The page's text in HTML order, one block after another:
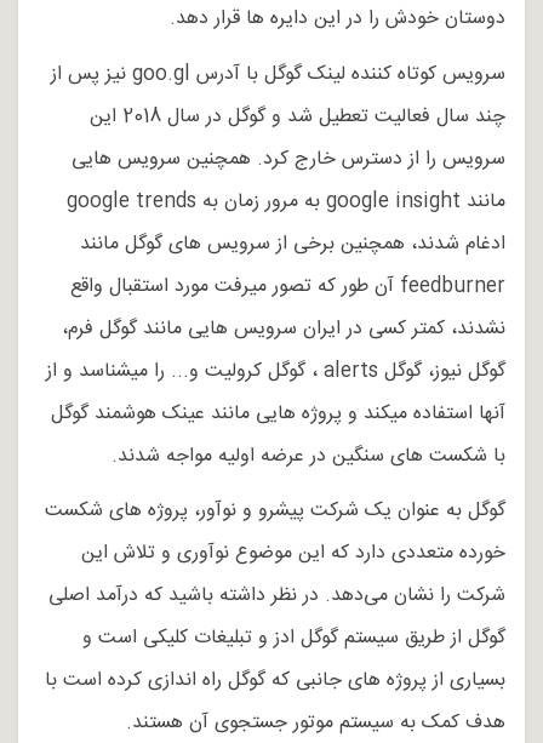
دوستان خودش را در این دایره ها قرار دهد.
سرویس کوتاه کننده لینک گوگل با آدرس goo.gl نیز پس از
چند سال فعالیت تعطیل شد و گوگل در سال 2018 این
سرویس را از دسترس خارج کرد. همچنین سرویس هایی
مانند google insight به مرور زمان به google trends
ادغام شدند، همچنین برخی از سرویس های گوگل مانند
feedburner آن طور که تصور می­رفت مورد استقبال واقع
نشدند، کمتر کسی در ایران سرویس هایی مانند گوگل فرم،
گوگل نیوز، گوگل alerts ، گوگل کرولیت و... را می­شناسد و از
آنها استفاده می­کند و پروژه هایی مانند عینک هوشمند گوگل
با شکست های سنگین در عرضه اولیه مواجه شدند.
گوگل به عنوان یک شرکت پیشرو و نوآور، پروژه های شکست
خورده متعددی دارد که این موضوع نوآوری و تلاش این
شرکت را نشان می‌دهد. در نظر داشته باشید که درآمد اصلی
گوگل از طریق سیستم گوگل ادز و تبلیغات کلیکی است و
بسیاری از پروژه های جانبی که گوگل راه اندازی کرده است با
هدف کمک به سیستم موتور جستجوی آن هستند.